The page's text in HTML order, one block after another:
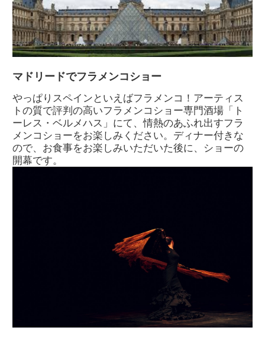
マドリードでフラメンコショー
やっぱりスペインといえばフラメンコ！アーティス
トの質で評判の高いフラメンコショー専門酒場「ト
ーレス・ベルメハス」にて、情熱のあふれ出すフラ
メンコショーをお楽しみください。ディナー付きな
ので、お食事をお楽しみいただいた後に、ショーの
開幕です。